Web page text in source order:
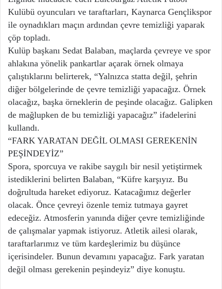
Kulübü oyuncuları ve taraftarları, Kaynarca Gençlikspor
ile oynadıkları maçın ardından çevre temizliği yaparak
çöp topladı.
Kulüp başkanı Sedat Balaban, maçlarda çevreye ve spor
ahlakına yönelik pankartlar açarak örnek olmaya
çalıştıklarını belirterek, “Yalnızca statta değil, şehrin
diğer bölgelerinde de çevre temizliği yapacağız. Örnek
olacağız, başka örneklerin de peşinde olacağız. Galipken
de mağlupken de bu temizliği yapacağız” ifadelerini
kullandı.
“FARK YARATAN DEĞİL OLMASI GEREKENİN
PEŞİNDEYİZ”
Spora, sporcuya ve rakibe saygılı bir nesil yetiştirmek
istediklerini belirten Balaban, “Küfre karşıyız. Bu
doğrultuda hareket ediyoruz. Katacağımız değerler
olacak. Önce çevreyi özenle temiz tutmaya gayret
edeceğiz. Atmosferin yanında diğer çevre temizliğinde
de çalışmalar yapmak istiyoruz. Atletik ailesi olarak,
taraftarlarımız ve tüm kardeşlerimiz bu düşünce
içerisindeler. Bunun devamını yapacağız. Fark yaratan
değil olması gerekenin peşindeyiz” diye konuştu.